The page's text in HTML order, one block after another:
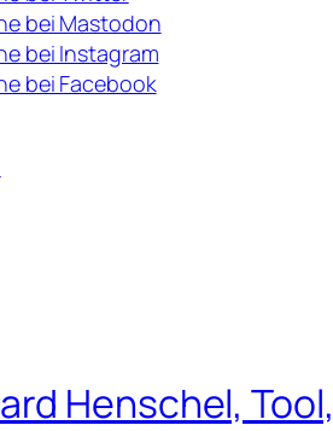
bei Mastodon
bei Instagram
bei Facebook
Henschel,